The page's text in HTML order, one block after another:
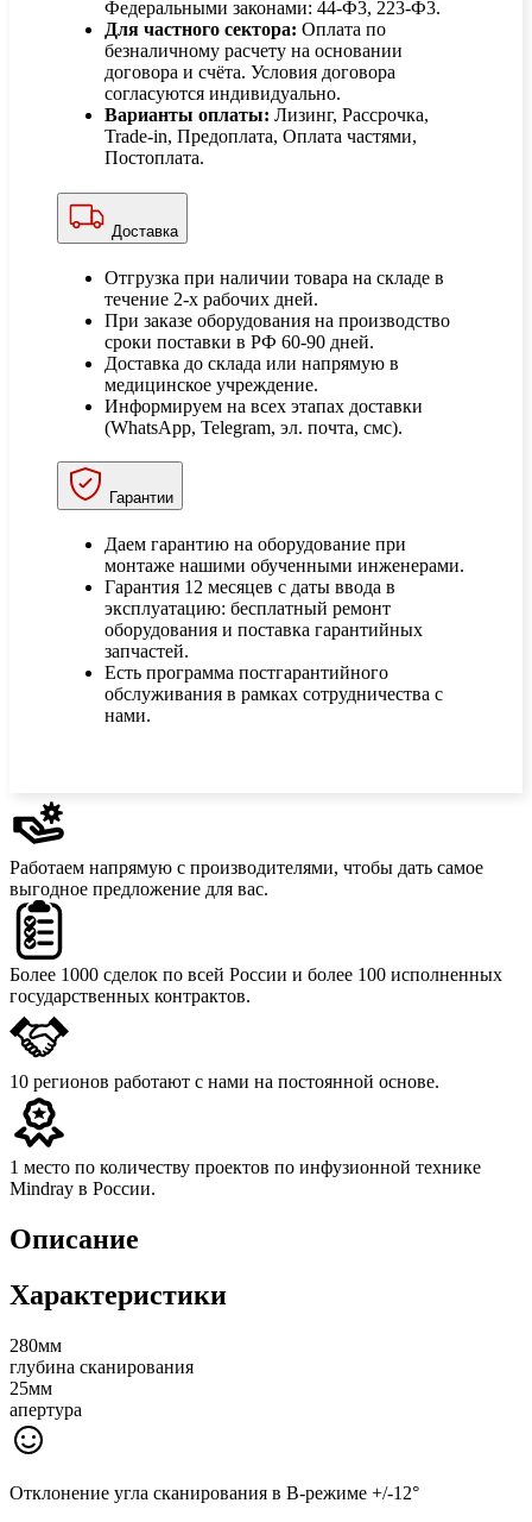
Федеральными законами: 44-Ф3, 223-Ф3.
Для частного сектора: Оплата по
безналичному расчету на основании
договора и счёта. Условия договора
согласуются индивидуально.
Варианты оплаты: Лизинг, Рассрочка,
Trade-in, Предоплата, Оплата частями,
Постоплата.
Доставка
Отгрузка при наличии товара на складе в
течение 2-х рабочих дней.
При заказе оборудования на производство
сроки поставки в РФ 60-90 дней.
Доставка до склада или напрямую в
медицинское учреждение.
Информируем на всех этапах доставки
(WhatsApp, Telegram, эл. почта, смс).
Гарантии
Даем гарантию на оборудование при
монтаже нашими обученными инженерами.
Гарантия 12 месяцев с даты ввода в
эксплуатацию: бесплатный ремонт
оборудования и поставка гарантийных
запчастей.
Есть программа постгарантийного
обслуживания в рамках сотрудничества с
нами.
Работаем напрямую с производителями, чтобы дать самое
выгодное предложение для вас.
Более 1000 сделок по всей России и более 100 исполненных
государственных контрактов.
10 регионов работают с нами на постоянной основе.
1 место по количеству проектов по инфузионной технике
Mindray в России.
Описание
Характеристики
280мм
глубина сканирования
25мм
апертура
Отклонение угла сканирования в В-режиме +/-12°